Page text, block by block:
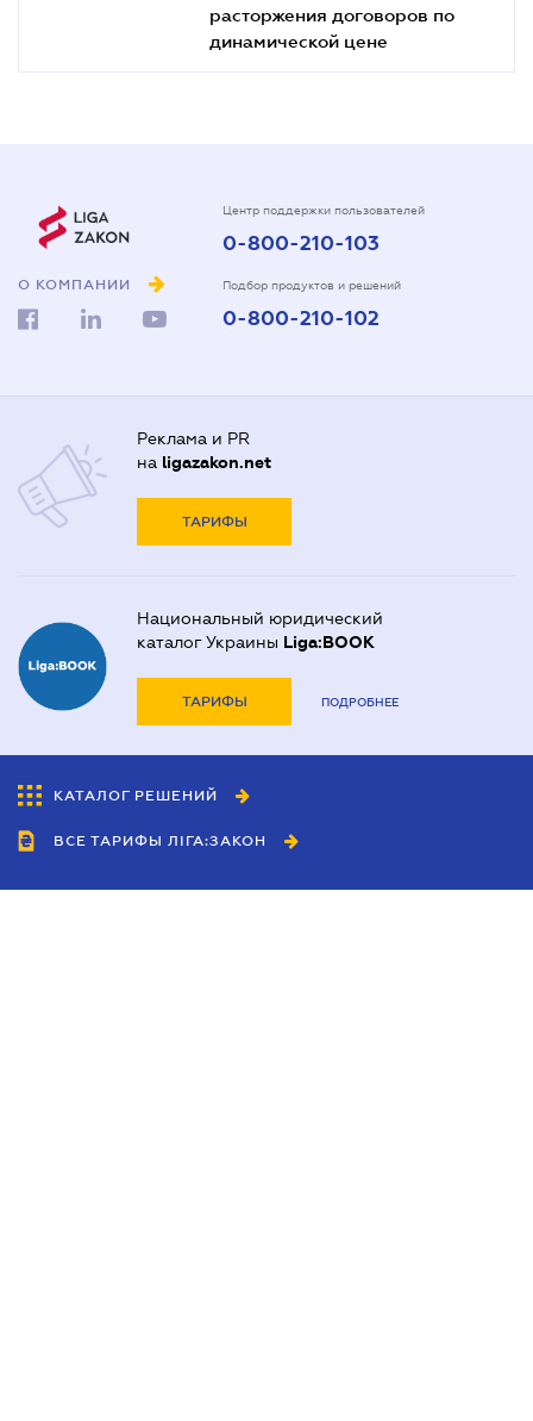
расторжения договоров по
динамической цене
О КОМПАНИИ
Центр поддержки пользователей
0-800-210-103
Подбор продуктов и решений
0-800-210-102
Реклама и PR
на ligazakon.net
ТАРИФЫ
Национальный юридический
каталог Украины Liga:BOOK
ТАРИФЫ ПОДРОБНЕЕ
КАТАЛОГ РЕШЕНИЙ
ВСЕ ТАРИФЫ ЛІГА:ЗАКОН